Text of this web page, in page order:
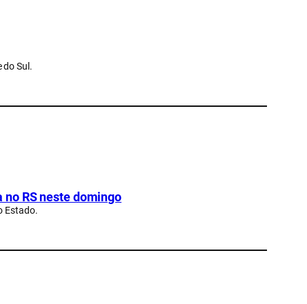
do Sul.
RS neste domingo
Estado.